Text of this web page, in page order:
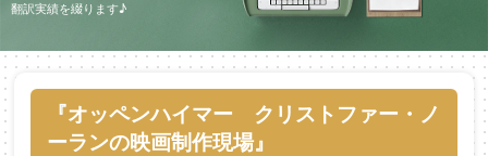
翻訳実績を綴ります♪
『オッペンハイマー クリストファー・ノ
ーランの映画制作現場』